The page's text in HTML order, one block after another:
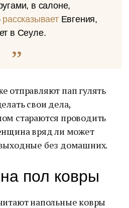
в салоне,
рассказываетЕвгения,
в Сеуле.
отправляют пап гулять
свои дела,
стараются проводить
вряд ли может
без домашних.
пол ковры
напольные ковры